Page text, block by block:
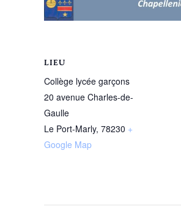
LIEU
Collège lycée garçons
20 avenue Charles-de-
Gaulle
Le Port-Marly, 78230 +
Google Map